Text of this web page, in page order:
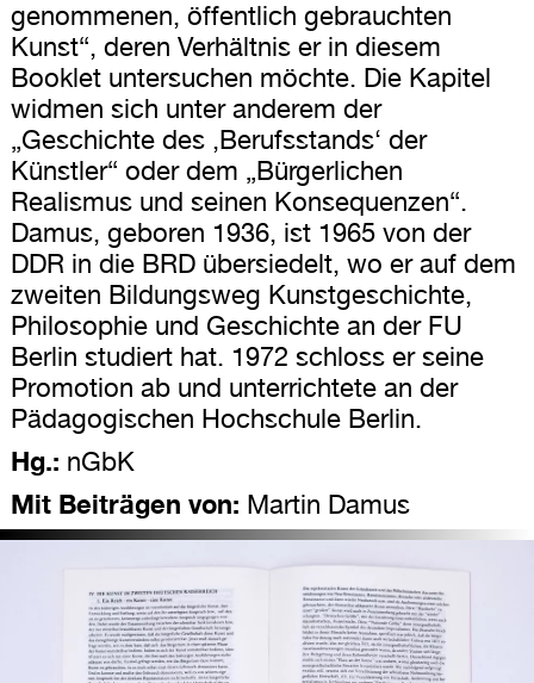
genommenen, öffentlich gebrauchten
Kunst“, deren Verhältnis er in diesem
Booklet untersuchen möchte. Die Kapitel
widmen sich unter anderem der
„Geschichte des ,Berufsstands‘ der
Künstler“ oder dem „Bürgerlichen
Realismus und seinen Konsequenzen“.
Damus, geboren 1936, ist 1965 von der
DDR in die BRD übersiedelt, wo er auf dem
zweiten Bildungsweg Kunstgeschichte,
Philosophie und Geschichte an der FU
Berlin studiert hat. 1972 schloss er seine
Promotion ab und unterrichtete an der
Pädagogischen Hochschule Berlin.
Hg.: nGbK
Mit Beiträgen von: Martin Damus